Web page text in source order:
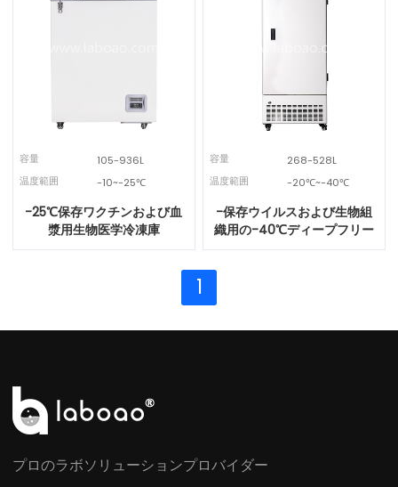
容量
105-936L
温度範囲
-10~-25℃
-25℃保存ワクチンおよび血
漿用生物医学冷凍庫
容量
268-528L
温度範囲
-20℃~-40℃
-保存ウイルスおよび生物組
織用の-40℃ディープフリー
ザー
1
プロのラボソリューションプロバイダー